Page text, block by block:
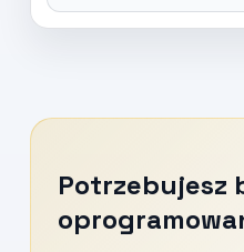
Potrzebujesz